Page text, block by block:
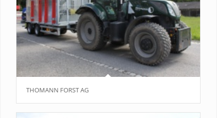
THOMANN FORST AG